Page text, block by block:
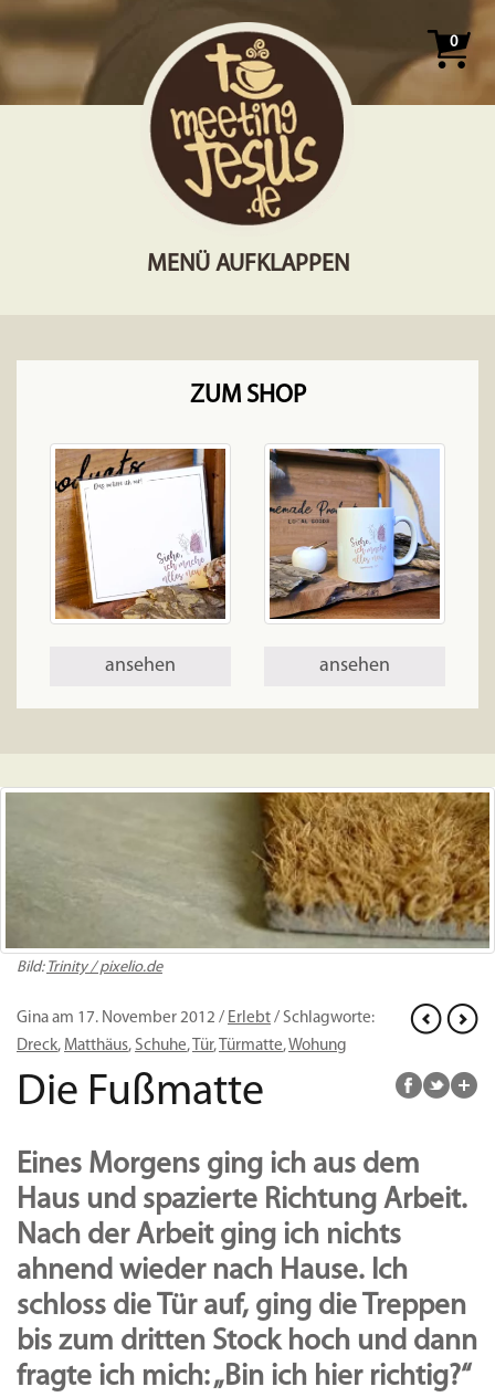
0
MENÜ AUFKLAPPEN
ZUM SHOP
ansehen ansehen
Bild: Trinity / pixelio.de
Gina am 17. November 2012 / Erlebt / Schlagworte:
Dreck, Matthäus, Schuhe, Tür, Türmatte,Wohung
Die Fußmatte
Eines Morgens ging ich aus dem
Haus und spazierte Richtung Arbeit.
Nach der Arbeit ging ich nichts
ahnend wieder nach Hause. Ich
schloss die Tür auf, ging die Treppen
bis zum dritten Stock hoch und dann
fragte ich mich: „Bin ich hier richtig?“